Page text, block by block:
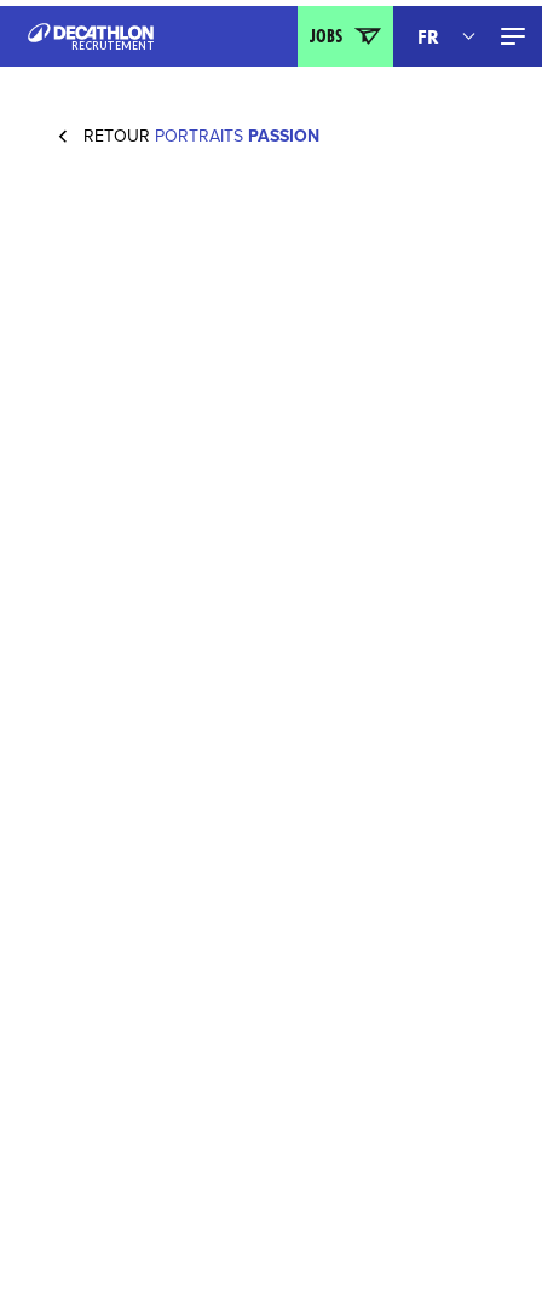
RECRUTEMENT
JOBS
IT
FR
RETOUR PORTRAITS PASSION